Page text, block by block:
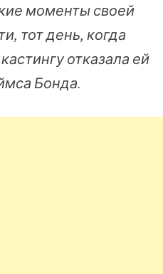
моменты своей
тот день, когда
отказала ей
Бонда.